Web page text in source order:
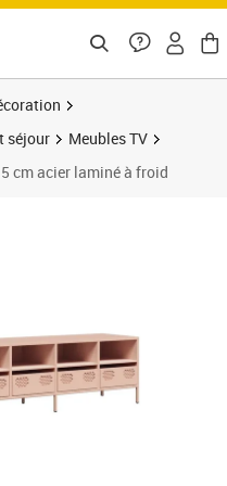
séjour
Meubles TV
cm acier laminé à froid